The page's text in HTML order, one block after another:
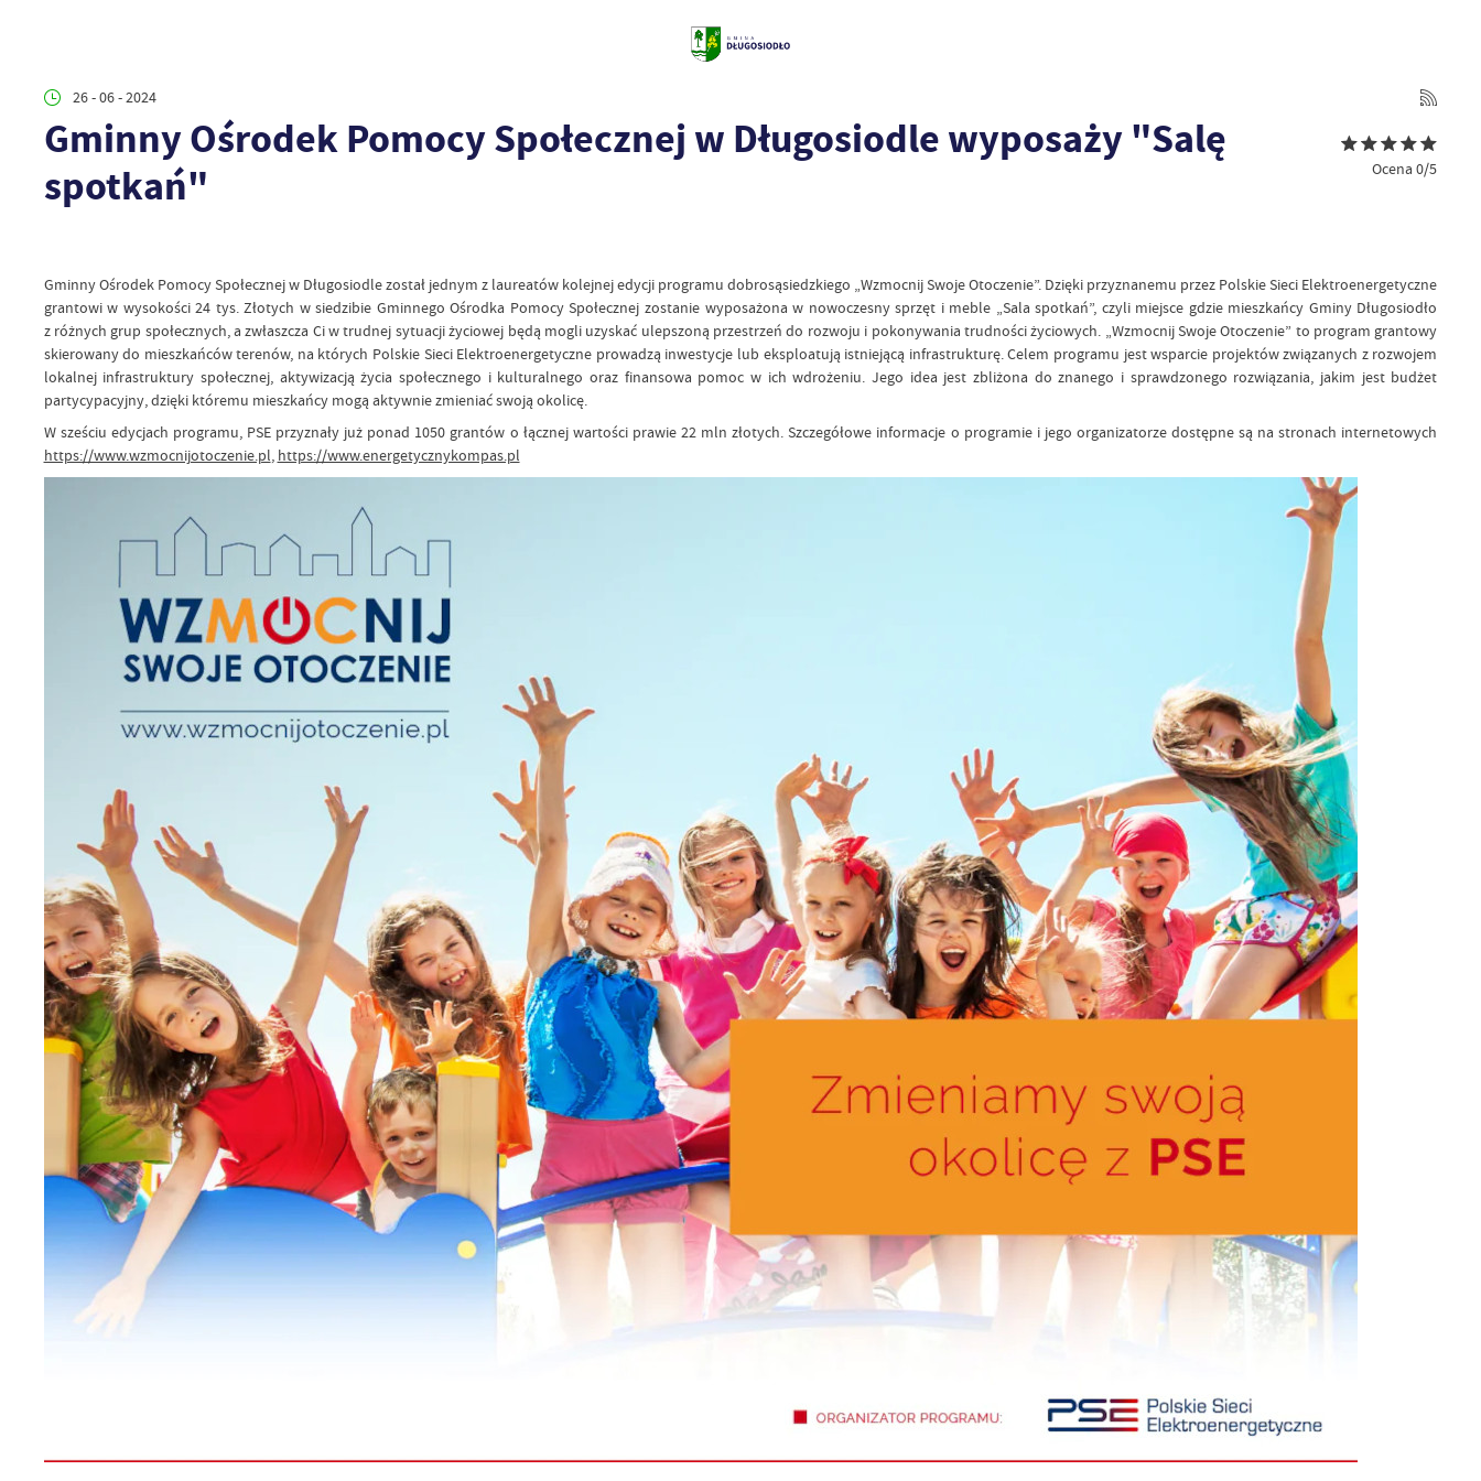
26 - 06 - 2024
Gminny Ośrodek Pomocy Społecznej w Długosiodle wyposaży "Salę
spotkań"
Ocena 0/5
Gminny Ośrodek Pomocy Społecznej w Długosiodle został jednym z laureatów kolejnej edycji programu dobrosąsiedzkiego „Wzmocnij Swoje Otoczenie”. Dzięki przyznanemu przez Polskie Sieci Elektroenergetyczne
grantowi w wysokości 24 tys. Złotych w siedzibie Gminnego Ośrodka Pomocy Społecznej zostanie wyposażona w nowoczesny sprzęt i meble „Sala spotkań”, czyli miejsce gdzie mieszkańcy Gminy Długosiodło
z różnych grup społecznych, a zwłaszcza Ci w trudnej sytuacji życiowej będą mogli uzyskać ulepszoną przestrzeń do rozwoju i pokonywania trudności życiowych. „Wzmocnij Swoje Otoczenie” to program grantowy
skierowany do mieszkańców terenów, na których Polskie Sieci Elektroenergetyczne prowadzą inwestycje lub eksploatują istniejącą infrastrukturę. Celem programu jest wsparcie projektów związanych z rozwojem
lokalnej infrastruktury społecznej, aktywizacją życia społecznego i kulturalnego oraz finansowa pomoc w ich wdrożeniu. Jego idea jest zbliżona do znanego i sprawdzonego rozwiązania, jakim jest budżet
partycypacyjny, dzięki któremu mieszkańcy mogą aktywnie zmieniać swoją okolicę.
W sześciu edycjach programu, PSE przyznały już ponad 1050 grantów o łącznej wartości prawie 22 mln złotych. Szczegółowe informacje o programie i jego organizatorze dostępne są na stronach internetowych
https://www.wzmocnijotoczenie.pl, https://www.energetycznykompas.pl